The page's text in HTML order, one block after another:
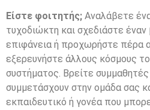
Είστε φοιτητής; Αναλάβετε
τυχοδιώκτη και σχεδιάστε
επιφάνεια ή προχωρήστε πέρα
εξερευνήστε άλλους κόσμους
συστήματος. Βρείτε συμμαθητές
συμμετάσχουν στην ομάδα σας
εκπαιδευτικό ή γονέα που